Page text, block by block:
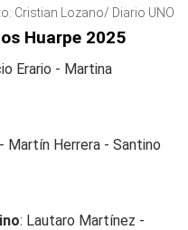
Cristian Lozano/ Diario UNO
Huarpe 2025
Erario - Martina
Martín Herrera - Santino
: Lautaro Martínez -